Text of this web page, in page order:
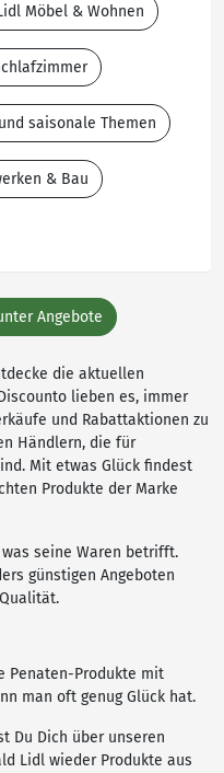
Möbel & Wohnen
saisonale Themen
& Bau
Angebote
die aktuellen
lieben es, immer
und Rabattaktionen zu
Händlern, die für
Mit etwas Glück findest
Produkte der Marke
seine Waren betrifft.
günstigen Angeboten
Penaten-Produkte mit
man oft genug Glück hat.
Du Dich über unseren
Lidl wieder Produkte aus